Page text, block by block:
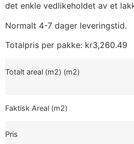
det enkle vedlikeholdet av et
Normalt 4-7 dager leveringstid.
Totalpris per pakke: kr3,260.49
Totalt areal (m2) (m2)
Faktisk Areal (m2)
Pris